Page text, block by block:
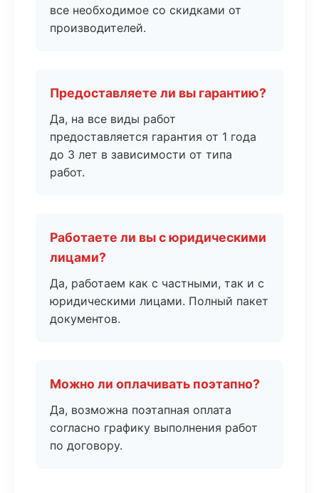
все необходимое со скидками от
производителей.
Предоставляете ли вы гарантию?
Да, на все виды работ
предоставляется гарантия от 1 года
до 3 лет в зависимости от типа
работ.
Работаете ли вы с юридическими
лицами?
Да, работаем как с частными, так и с
юридическими лицами. Полный пакет
документов.
Можно ли оплачивать поэтапно?
Да, возможна поэтапная оплата
согласно графику выполнения работ
по договору.